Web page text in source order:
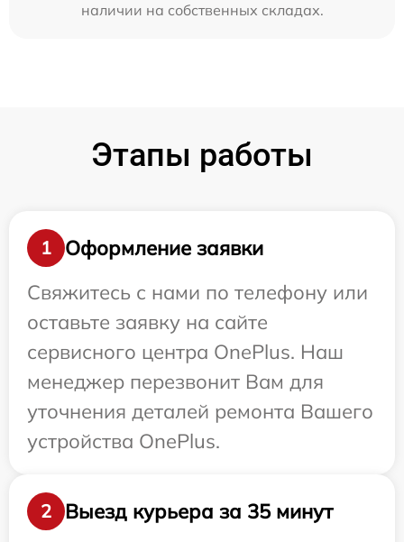
наличии на собственных складах.
Этапы работы
1
Оформление заявки
Свяжитесь с нами по телефону или
оставьте заявку на сайте
сервисного центра OnePlus. Наш
менеджер перезвонит Вам для
уточнения деталей ремонта Вашего
устройства OnePlus.
2
Выезд курьера за 35 минут